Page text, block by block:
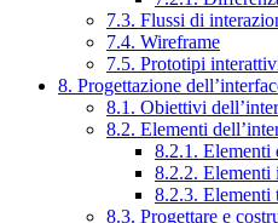
7.3. Flussi di
7.4. Wireframe
7.5. Prototipi
8. Progettazione
8.1. Obiettivi
8.2. Elementi
8.2.1. Elementi
8.2.2. Elementi
8.2.3. Elementi
8.3. Progettare e